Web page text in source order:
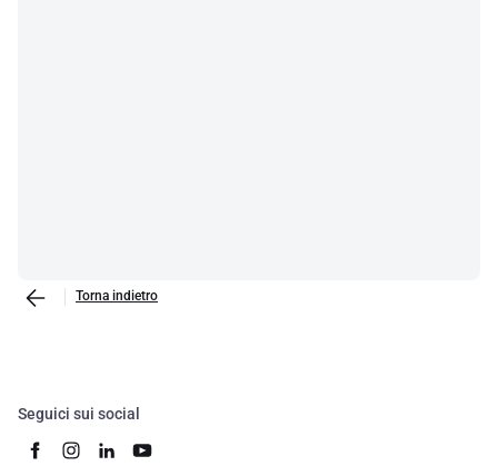
Torna indietro
Seguici sui social